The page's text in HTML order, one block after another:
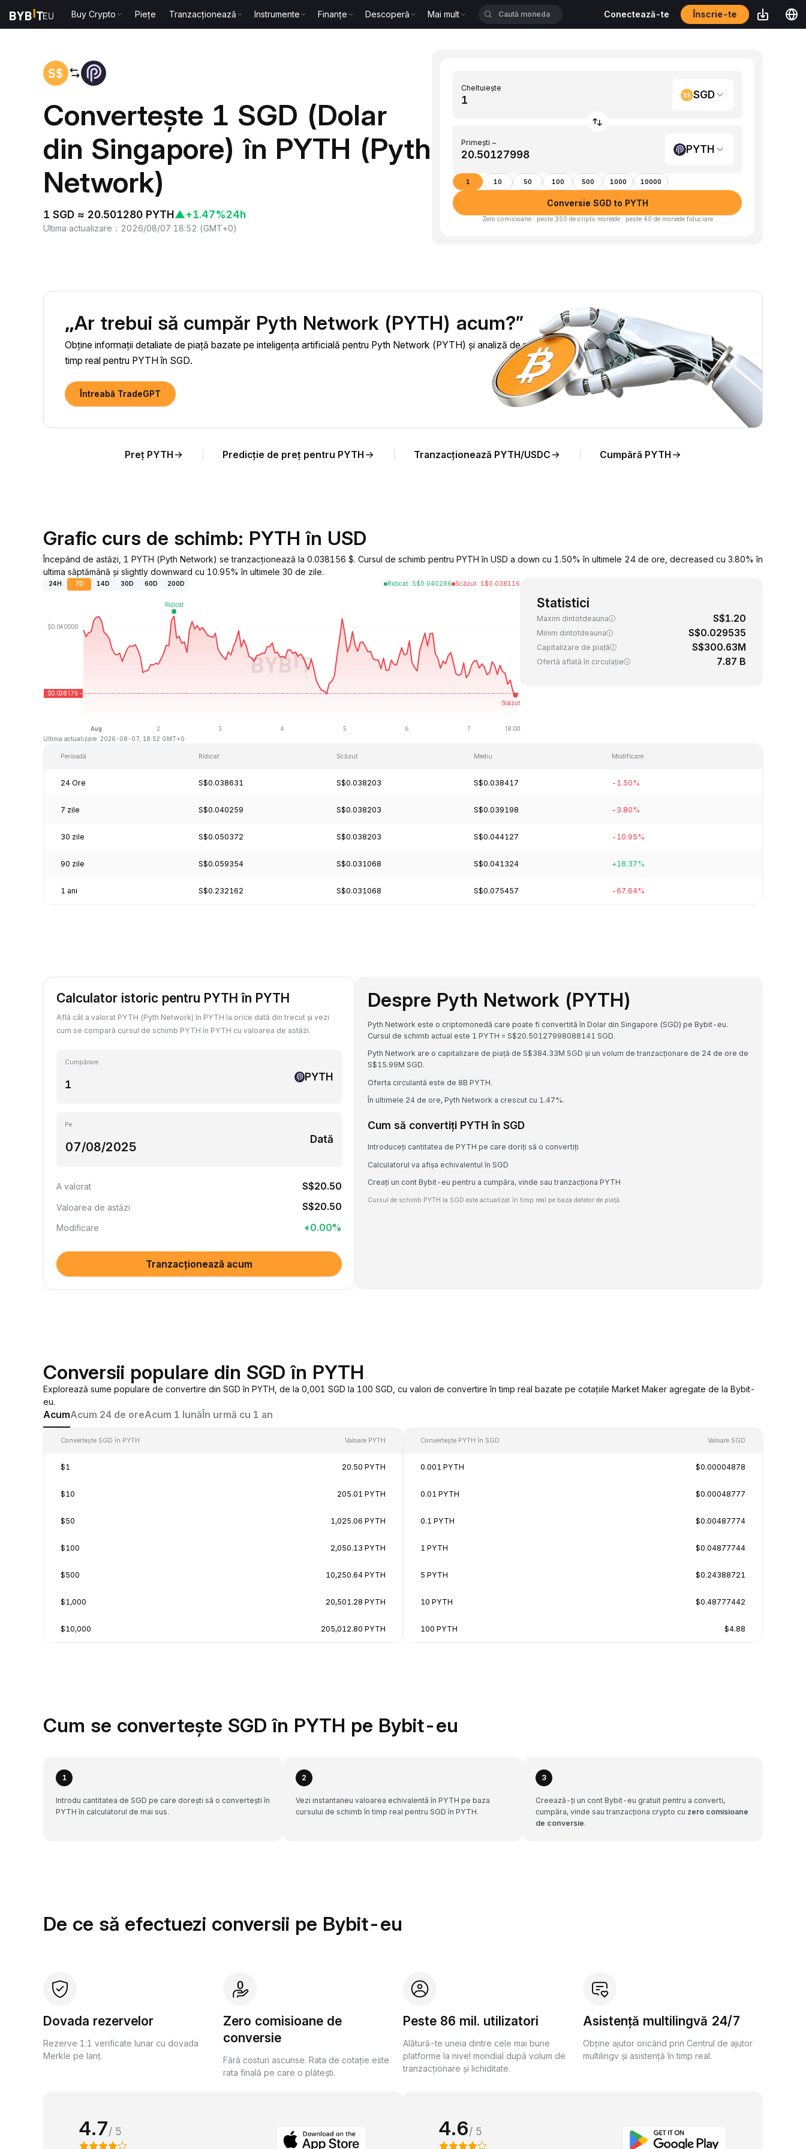
Buy Crypto Piețe Tranzacționează Instrumente Finanțe Descoperă Mai mult Conectează-te Înscrie-te
Convertește 1 SGD (Dolar
din Singapore) în PYTH (Pyth
Network)
1 SGD ≈ 20.501280 PYTH▲+1.47%24h
Ultima actualizare ： 2026/08/07 18:52 (GMT+0)
Cheltuiește
SGD
Primești ~
PYTH
1 10 50 100 500 1000 10000
Conversie SGD to PYTH
Zero comisioane · peste 350 de cripto monede · peste 40 de monede fiduciare
„Ar trebui să cumpăr Pyth Network (PYTH) acum?”
Obține informații detaliate de piață bazate pe inteligența artificială pentru Pyth Network (PYTH) și analiză de preț în
timp real pentru PYTH în SGD.
Întreabă TradeGPT
Preț PYTH Predicție de preț pentru PYTH Tranzacționează PYTH/USDC Cumpără PYTH
Grafic curs de schimb: PYTH în USD
Începând de astăzi, 1 PYTH (Pyth Network) se tranzacționează la 0.038156 $. Cursul de schimb pentru PYTH în USD a down cu 1.50% în ultimele 24 de ore, decreased cu 3.80% în
ultima săptămână și slightly downward cu 10.95% în ultimele 30 de zile.
24H 7D 14D 30D 60D 200D Ridicat: S$0.040286 Scăzut: S$0.038116
Ultima actualizare: 2026-08-07, 18:52 GMT+0
Statistici
Maxim dintotdeauna S$1.20
Minim dintotdeauna S$0.029535
Capitalizare de piață S$300.63M
Ofertă aflată în circulație 7.87 B
Perioadă Ridicat Scăzut Mediu Modificare
24 Ore S$0.038631 S$0.038203 S$0.038417 -1.50%
7 zile S$0.040259 S$0.038203 S$0.039198 -3.80%
30 zile S$0.050372 S$0.038203 S$0.044127 -10.95%
90 zile S$0.059354 S$0.031068 S$0.041324 +18.37%
1 ani S$0.232162 S$0.031068 S$0.075457 -67.64%
Calculator istoric pentru PYTH în PYTH
Află cât a valorat PYTH (Pyth Network) în PYTH la orice dată din trecut și vezi
cum se compară cursul de schimb PYTH în PYTH cu valoarea de astăzi.
Cumpărare
PYTH
Pe
Dată
A valorat S$20.50
Valoarea de astăzi S$20.50
Modificare +0.00%
Tranzacționează acum
Despre Pyth Network (PYTH)
Pyth Network este o criptomonedă care poate fi convertită în Dolar din Singapore (SGD) pe Bybit-eu.
Cursul de schimb actual este 1 PYTH = S$20.50127998088141 SGD.
Pyth Network are o capitalizare de piață de S$384.33M SGD și un volum de tranzacționare de 24 de ore de
S$15.99M SGD.
Oferta circulantă este de 8B PYTH.
În ultimele 24 de ore, Pyth Network a crescut cu 1.47%.
Cum să convertiți PYTH în SGD
Introduceți cantitatea de PYTH pe care doriți să o convertiți
Calculatorul va afișa echivalentul în SGD
Creați un cont Bybit-eu pentru a cumpăra, vinde sau tranzacționa PYTH
Cursul de schimb PYTH la SGD este actualizat în timp real pe baza datelor de piață.
Conversii populare din SGD în PYTH
Explorează sume populare de convertire din SGD în PYTH, de la 0,001 SGD la 100 SGD, cu valori de convertire în timp real bazate pe cotațiile Market Maker agregate de la Bybit-
eu.
AcumAcum 24 de oreAcum 1 lunăÎn urmă cu 1 an
Convertește SGD în PYTH Valoare PYTH
$1 20.50 PYTH
$10 205.01 PYTH
$50 1,025.06 PYTH
$100 2,050.13 PYTH
$500 10,250.64 PYTH
$1,000 20,501.28 PYTH
$10,000 205,012.80 PYTH
Convertește PYTH în SGD Valoare SGD
0.001 PYTH $0.00004878
0.01 PYTH $0.00048777
0.1 PYTH $0.00487774
1 PYTH $0.04877744
5 PYTH $0.24388721
10 PYTH $0.48777442
100 PYTH $4.88
Cum se convertește SGD în PYTH pe Bybit-eu
1
Introdu cantitatea de SGD pe care dorești să o convertești în
PYTH în calculatorul de mai sus.
2
Vezi instantaneu valoarea echivalentă în PYTH pe baza
cursului de schimb în timp real pentru SGD în PYTH.
3
Creează-ți un cont Bybit-eu gratuit pentru a converti,
cumpăra, vinde sau tranzacționa crypto cu zero comisioane
de conversie.
De ce să efectuezi conversii pe Bybit-eu
Dovada rezervelor
Rezerve 1:1 verificate lunar cu dovada
Merkle pe lanț.
Zero comisioane de
conversie
Fără costuri ascunse. Rata de cotație este
rata finală pe care o plătești.
Peste 86 mil. utilizatori
Alătură-te uneia dintre cele mai bune
platforme la nivel mondial după volum de
tranzacționare și lichiditate.
Asistență multilingvă 24/7
Obține ajutor oricând prin Centrul de ajutor
multilingv și asistență în timp real.
4.7/ 5 4.6/ 5